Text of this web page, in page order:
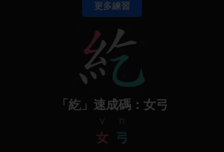
更多練習
「紇」速成碼：女弓
v
女
n
弓